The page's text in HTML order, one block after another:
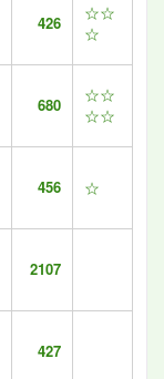
426
☆☆
☆
680
☆☆
☆☆
456 ☆
2107
427